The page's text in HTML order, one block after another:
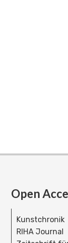
Open
Kunstchronik
RIHA Journal